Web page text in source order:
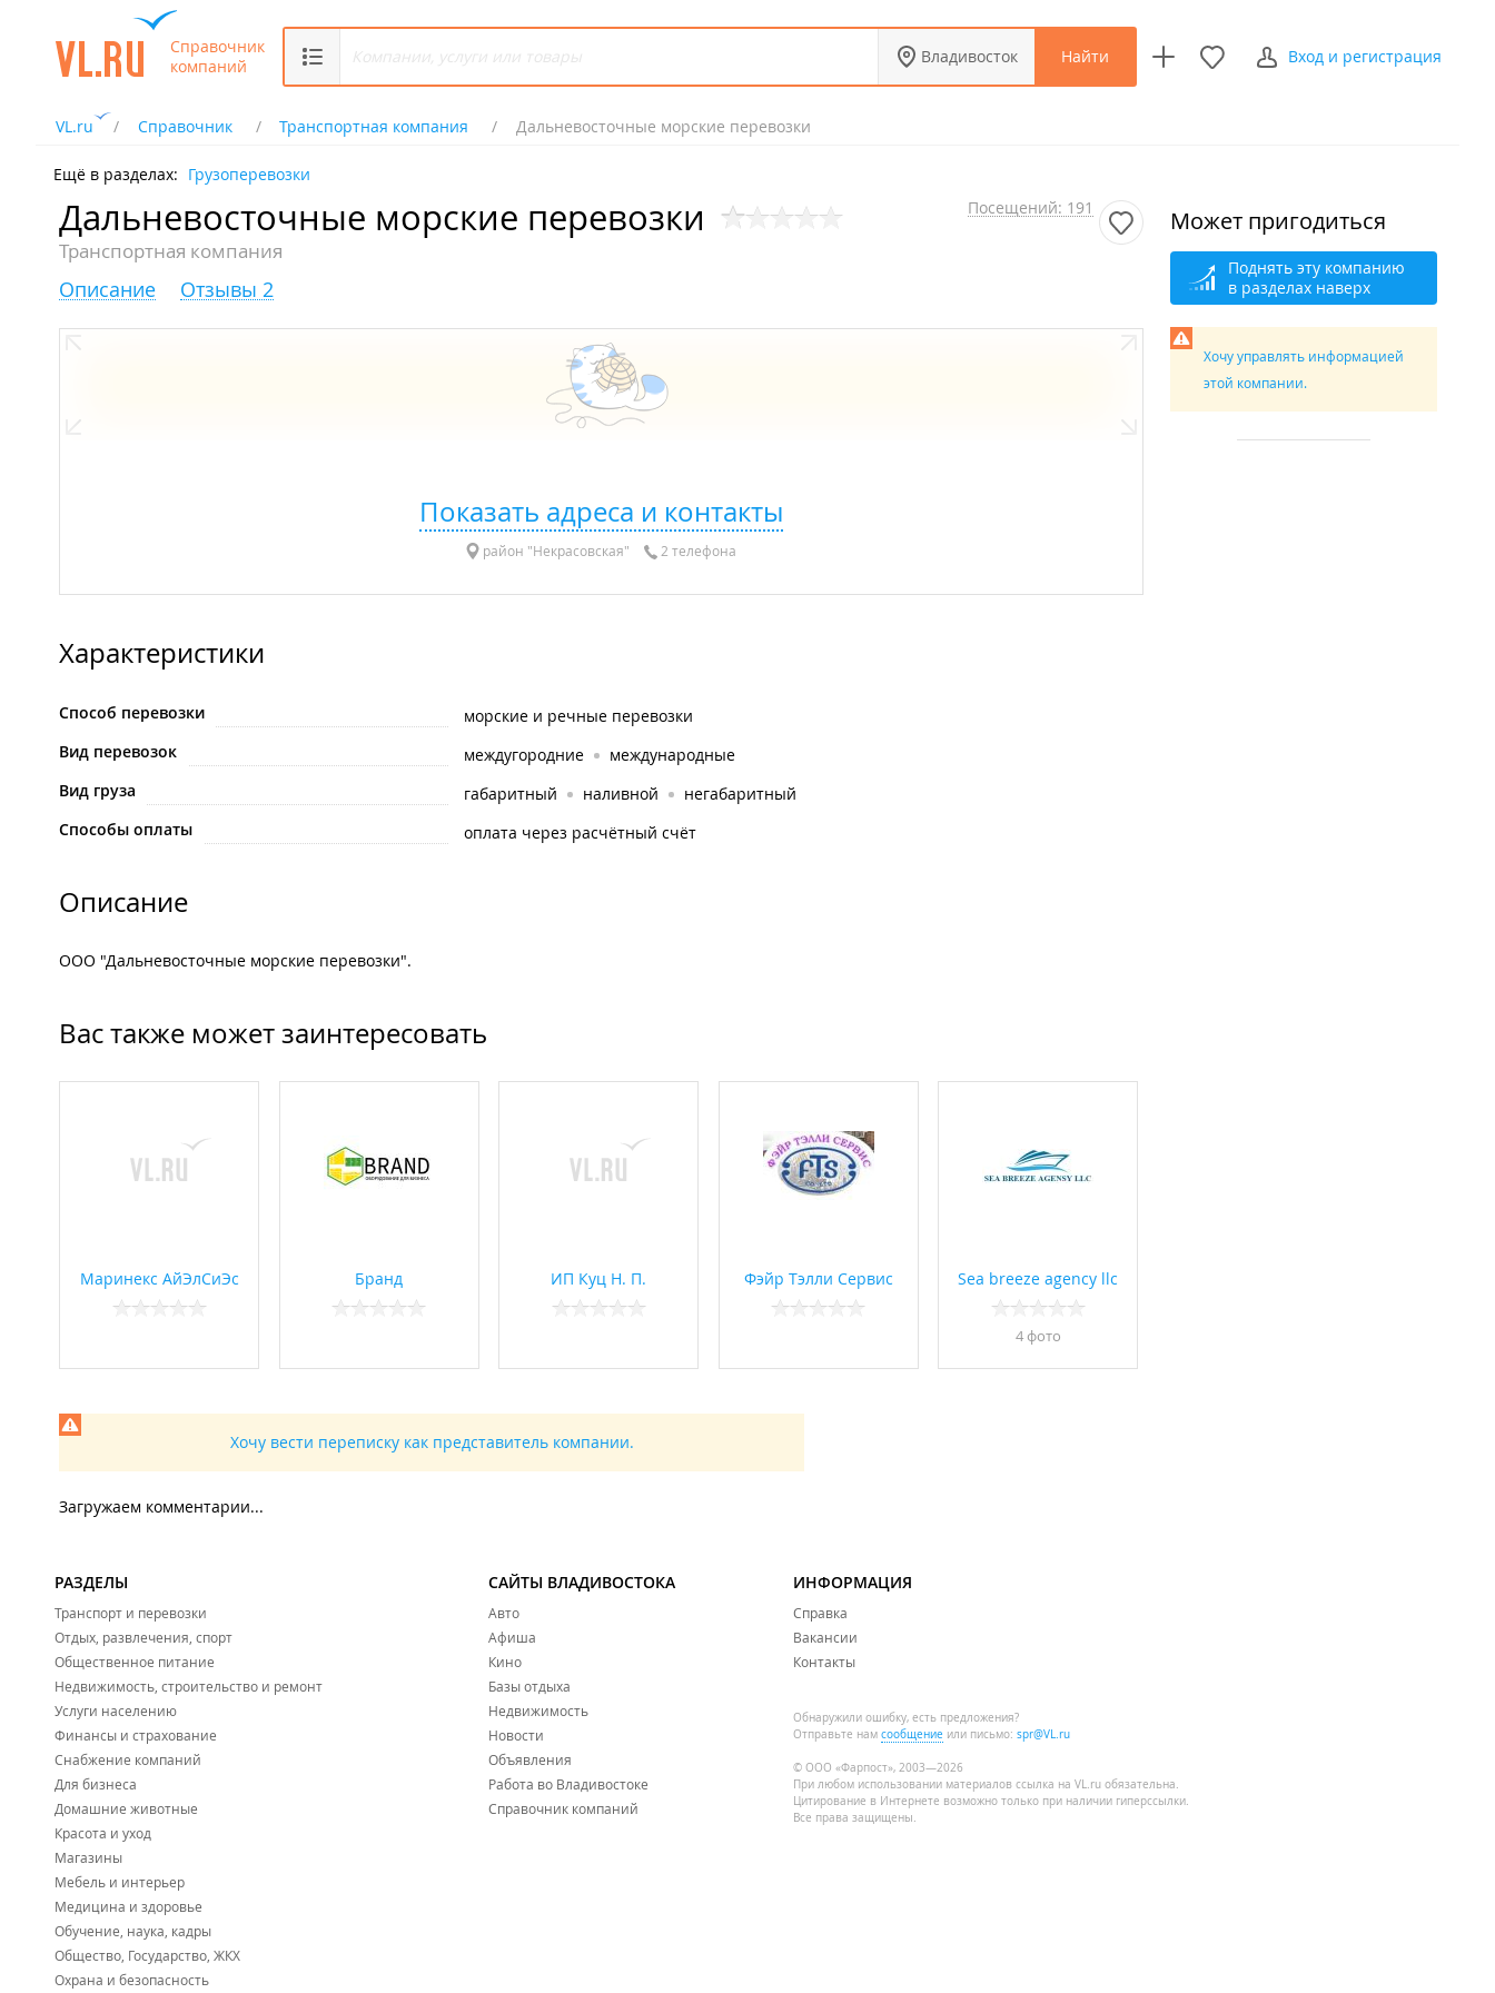
Справочник
компаний
Владивосток Найти Вход и регистрация
VL.ru Справочник Транспортная компания Дальневосточные морские перевозки
Ещё в разделах: Грузоперевозки
Дальневосточные морские перевозки
Транспортная компания
Посещений: 191
Описание Отзывы 2
Показать адреса и контакты
район "Некрасовская" 2 телефона
Характеристики
Способ перевозки
морские и речные перевозки
Вид перевозок
междугородние
международные
Вид груза
габаритный наливной
негабаритный
Способы оплаты
оплата через расчётный счёт
Описание
ООО "Дальневосточные морские перевозки".
Вас также может заинтересовать
Маринекс АйЭлСиЭс Бранд ИП Куц Н. П. Фэйр Тэлли Сервис Sea breeze agency llc
4 фото
Хочу вести переписку как представитель компании.
Загружаем комментарии...
Может пригодиться
Поднять эту компанию
в разделах наверх
Хочу управлять информацией
этой компании.
РАЗДЕЛЫ
Транспорт и перевозки
Отдых, развлечения, спорт
Общественное питание
Недвижимость, строительство и ремонт
Услуги населению
Финансы и страхование
Снабжение компаний
Для бизнеса
Домашние животные
Красота и уход
Магазины
Мебель и интерьер
Медицина и здоровье
Обучение, наука, кадры
Общество, Государство, ЖКХ
Охрана и безопасность
САЙТЫ ВЛАДИВОСТОКА
Авто
Афиша
Кино
Базы отдыха
Недвижимость
Новости
Объявления
Работа во Владивостоке
Справочник компаний
ИНФОРМАЦИЯ
Справка
Вакансии
Контакты
Обнаружили ошибку, есть предложения?
Отправьте нам сообщение или письмо: spr@VL.ru
© ООО «Фарпост», 2003—2026
При любом использовании материалов ссылка на VL.ru обязательна.
Цитирование в Интернете возможно только при наличии гиперссылки.
Все права защищены.